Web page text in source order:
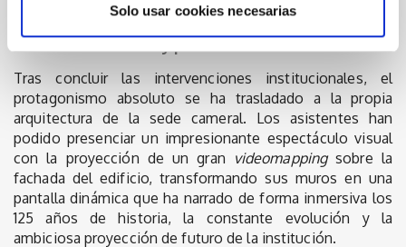
Solo usar cookies necesarias
Broche de oro visual y pirotécnico
Tras concluir las intervenciones institucionales, el
protagonismo absoluto se ha trasladado a la propia
arquitectura de la sede cameral. Los asistentes han
podido presenciar un impresionante espectáculo visual
con la proyección de un gran videomappingsobre la
fachada del edificio, transformando sus muros en una
pantalla dinámica que ha narrado de forma inmersiva los
125 años de historia, la constante evolución y la
ambiciosa proyección de futuro de la institución.